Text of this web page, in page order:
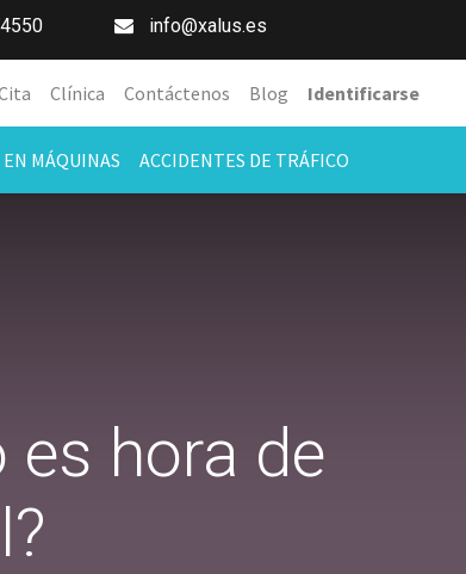
info@xalus.es
Clínica Contáctenos Blog Identificarse
MÁQUINAS ACCIDENTES DE TRÁFICO
es hora de